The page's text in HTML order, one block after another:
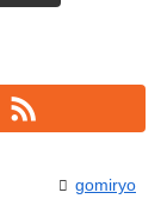
gomiryo